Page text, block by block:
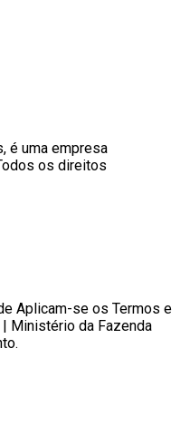
é uma empresa
os direitos
Aplicam-se os Termos e
Ministério da Fazenda